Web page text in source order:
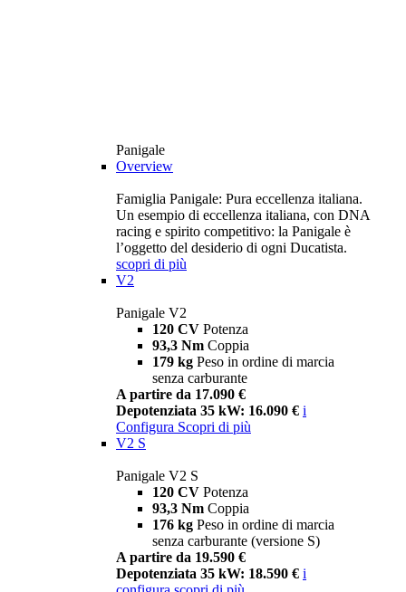
Panigale
Overview
Famiglia Panigale: Pura eccellenza italiana.
Un esempio di eccellenza italiana, con DNA
racing e spirito competitivo: la Panigale è
l’oggetto del desiderio di ogni Ducatista.
scopri di più
V2
Panigale V2
120 CV Potenza
93,3 Nm Coppia
179 kg Peso in ordine di marcia
senza carburante
A partire da 17.090 €
Depotenziata 35 kW: 16.090 € i
Configura Scopri di più
V2 S
Panigale V2 S
120 CV Potenza
93,3 Nm Coppia
176 kg Peso in ordine di marcia
senza carburante (versione S)
A partire da 19.590 €
Depotenziata 35 kW: 18.590 € i